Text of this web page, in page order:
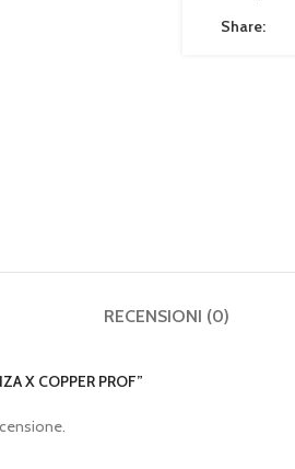
Share:
RECENSIONI (0)
X COPPER PROF”